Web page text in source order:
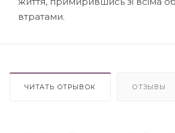
втратами.
ЧИТАТЬ ОТРЫВОК ОТЗЫВЫ